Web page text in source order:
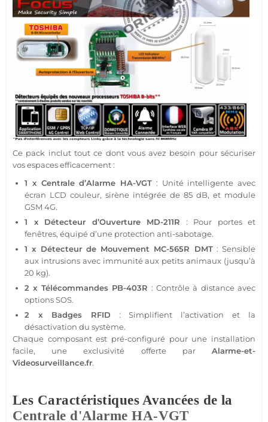
Ce pack inclut tout ce dont vous avez besoin pour sécuriser
vos espaces efficacement :
1 x Centraled’Alarme HA-VGT : Unité intelligente avec
écran LCD couleur, sirène intégrée de 85 dB, et module
GSM 4G.
1 x Détecteur d’Ouverture MD-211R : Pour portes et
fenêtres, équipé d’une protection anti-sabotage.
1 x Détecteur de Mouvement MC-565R DMT: Sensible
aux intrusions avec immunité aux petits animaux (jusqu’à
20 kg).
2 x Télécommandes PB-403R : Contrôle à distance avec
options SOS.
2 x Badges RFID : Simplifient l’activation et la
désactivation du système.
Chaque composant est pré-configuré pour une installation
facile, une exclusivité offerte par Alarme-et-
Videosurveillance.fr.
Les Caractéristiques Avancées de la
Centrale d'Alarme HA-VGT